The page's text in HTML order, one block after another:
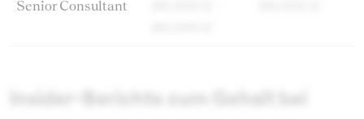
Senior Consultant
Insider-Berichte zum Gehalt bei